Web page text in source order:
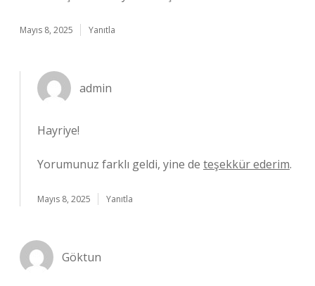
Mayıs 8, 2025 Yanıtla
admin
Hayriye!
Yorumunuz farklı geldi, yine de teşekkür ederim.
Mayıs 8, 2025 Yanıtla
Göktun